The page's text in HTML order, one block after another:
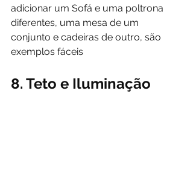
adicionar um Sofá e uma poltrona
diferentes, uma mesa de um
conjunto e cadeiras de outro, são
exemplos fáceis
8. Teto e Iluminação